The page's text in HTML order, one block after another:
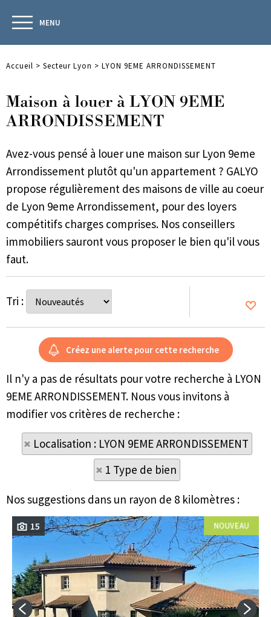
MENU
Accueil > Secteur Lyon > LYON 9EME ARRONDISSEMENT
Maison à louer à LYON 9EME
ARRONDISSEMENT
Avez-vous pensé à louer une maison sur Lyon 9eme
Arrondissement plutôt qu'un appartement ? GALYO
propose régulièrement des maisons de ville au coeur
de Lyon 9eme Arrondissement, pour des loyers
compétitifs charges comprises. Nos conseillers
immobiliers sauront vous proposer le bien qu'il vous
faut.
Tri :
Il n'y a pas de résultats pour votre recherche à LYON
9EME ARRONDISSEMENT. Nous vous invitons à
modifier vos critères de recherche :
Localisation : LYON 9EME ARRONDISSEMENT
1 Type de bien
Nos suggestions dans un rayon de 8 kilomètres :
15